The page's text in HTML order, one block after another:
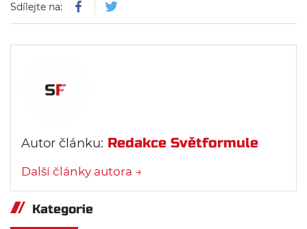
Sdílejte na:
Autor článku: Redakce Světformule
Další články autora →
Kategorie